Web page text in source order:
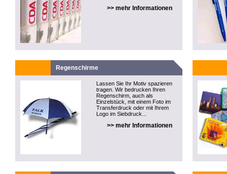
>> mehr Informationen
Regenschirme
Lassen Sie Ihr Motiv spazieren
tragen. Wir bedrucken Ihren
Regenschirm, auch als
Einzelstück, mit einem Foto im
Transferdruck oder mit Ihrem
Logo im Siebdruck...
>> mehr Informationen